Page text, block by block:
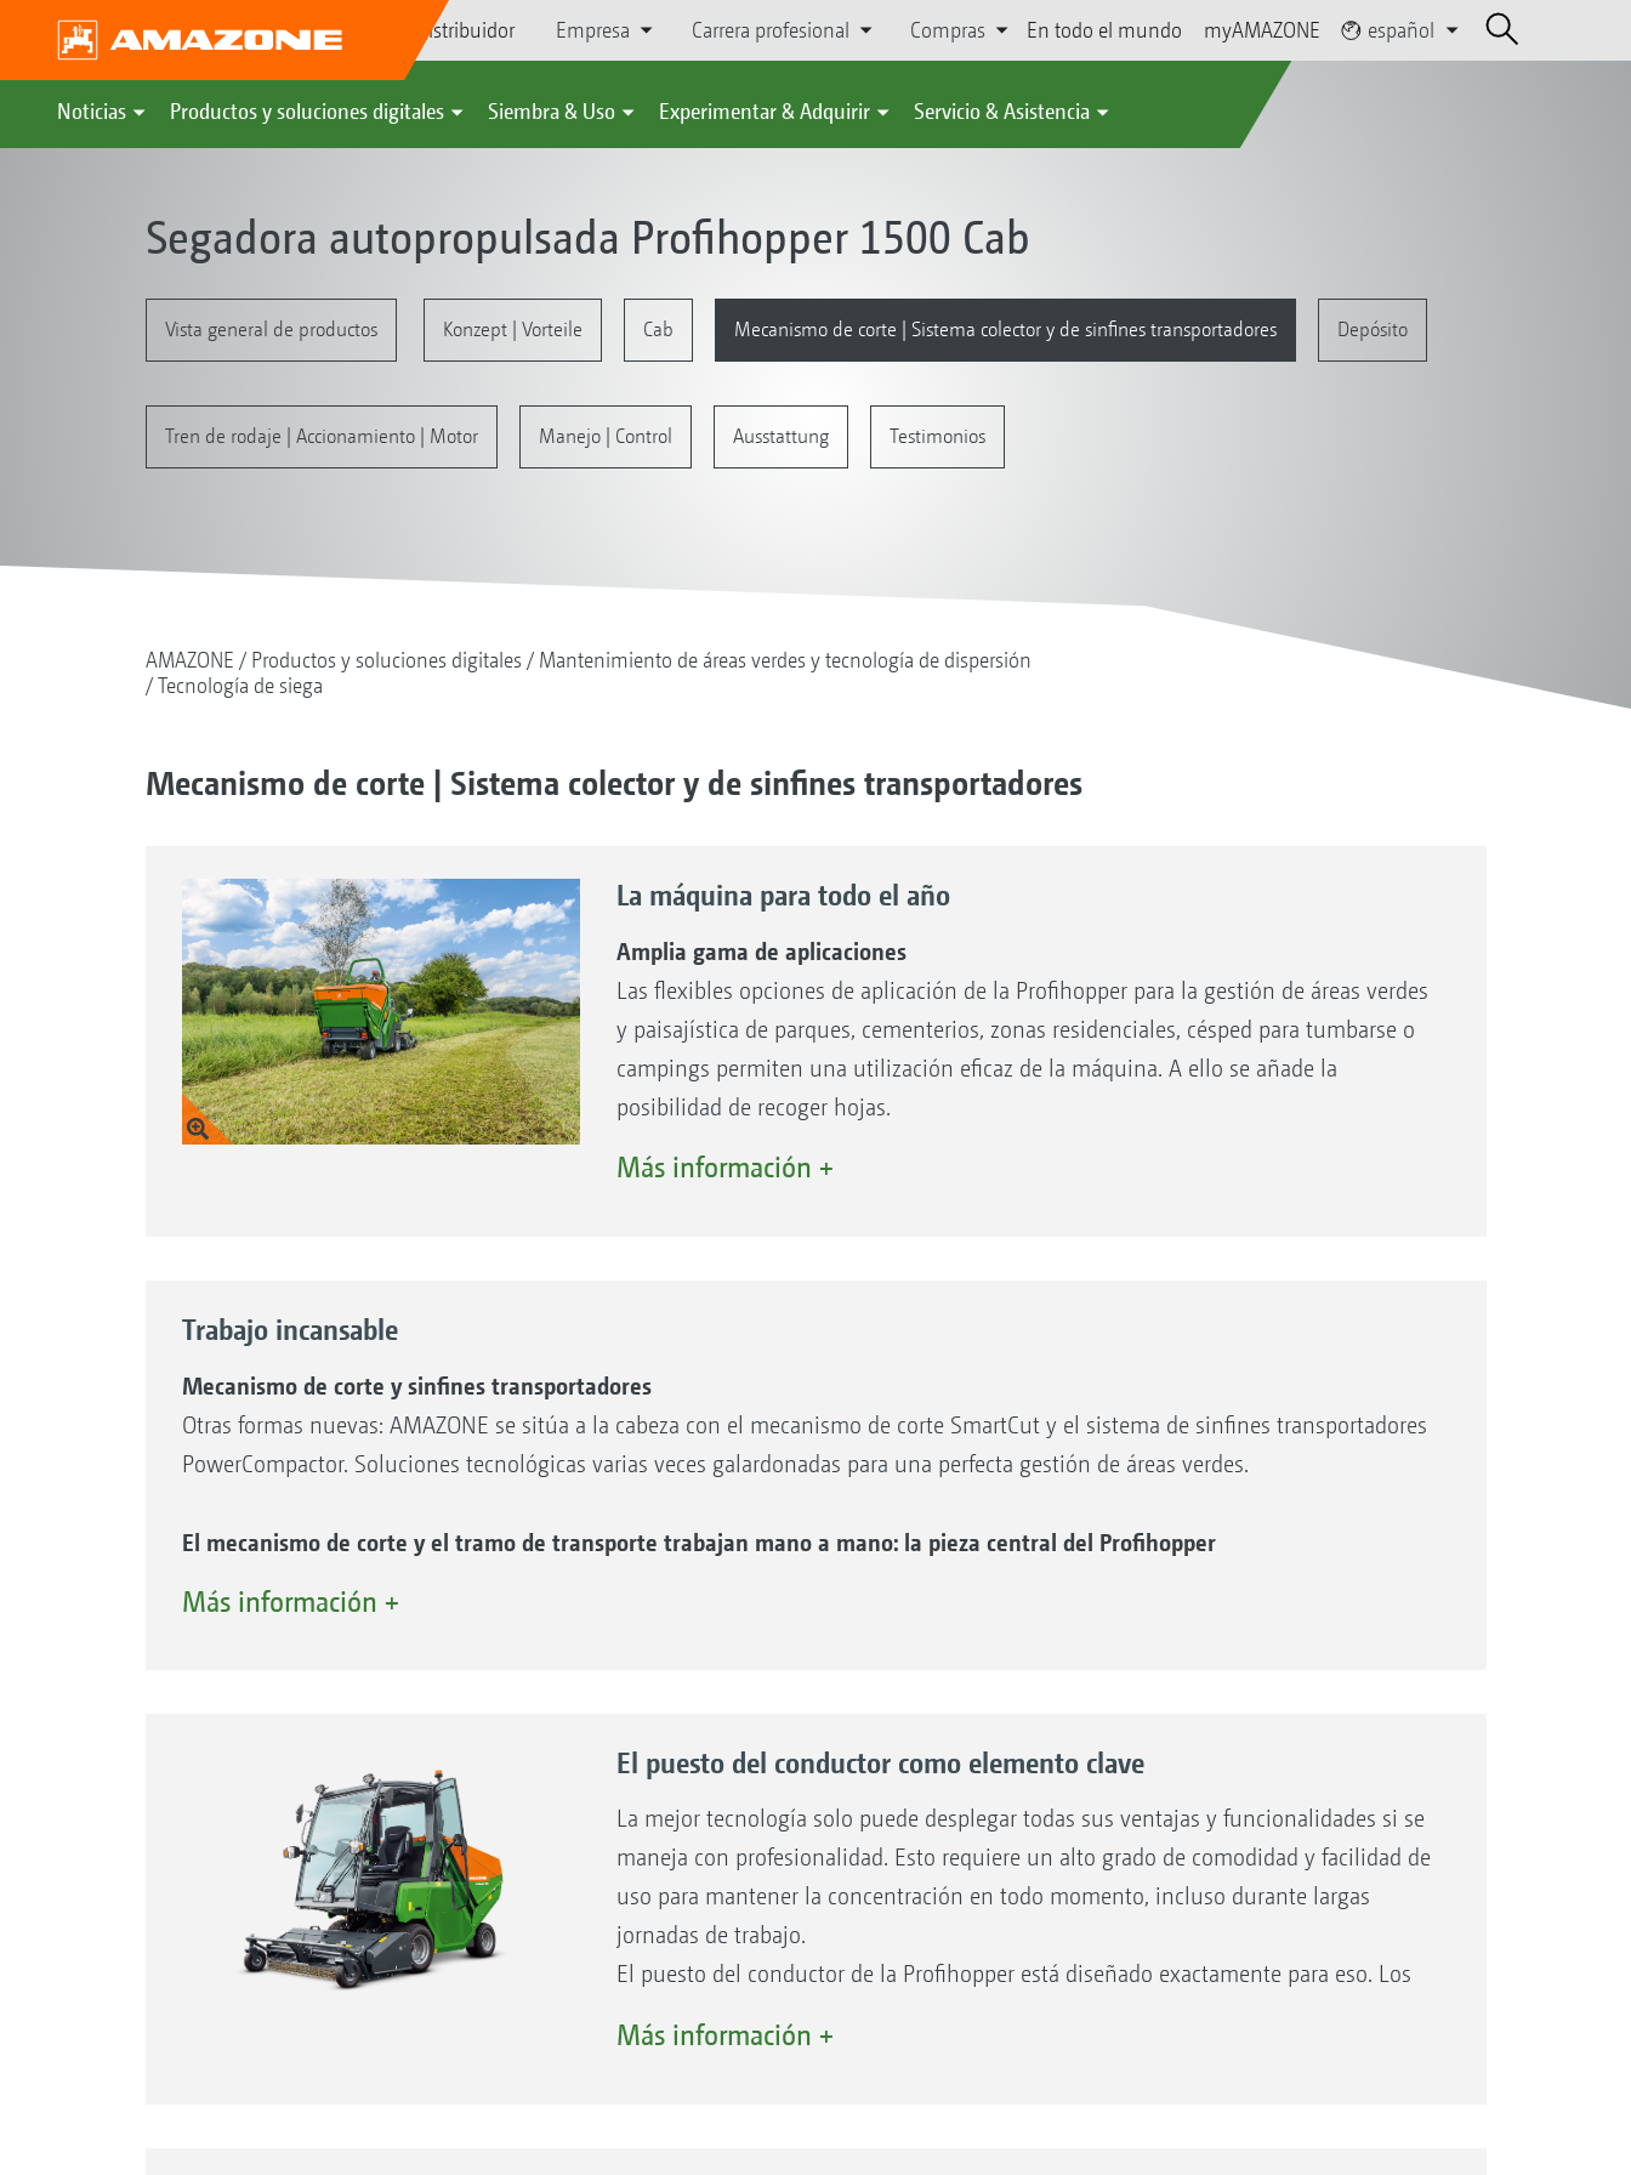
Búsqueda de distribuidor Empresa Carrera profesional Compras En todo el mundo myAMAZONE español
Noticias Productos y soluciones digitales Siembra & Uso Experimentar & Adquirir Servicio & Asistencia
Segadora autopropulsada Profihopper 1500 Cab
Vista general de productos Konzept | Vorteile Cab Mecanismo de corte | Sistema colector y de sinfines transportadores Depósito
Tren de rodaje | Accionamiento | Motor Manejo | Control Ausstattung Testimonios
AMAZONE Productos y soluciones digitales
Mantenimiento de áreas verdes y tecnología de dispersión
Tecnología de siega
Mecanismo de corte | Sistema colector y de sinfines transportadores
La máquina para todo el año
Amplia gama de aplicaciones
Las flexibles opciones de aplicación de la Profihopper para la gestión de áreas verdes
y paisajística de parques, cementerios, zonas residenciales, césped para tumbarse o
campings permiten una utilización eficaz de la máquina. A ello se añade la
posibilidad de recoger hojas.
alta calidad en campos de golf, dehesas o instalaciones deportivas y, gracias al
Más información +
Trabajo incansable
Mecanismo de corte y sinfines transportadores
Otras formas nuevas: AMAZONE se sitúa a la cabeza con el mecanismo de corte SmartCut y el sistema de sinfines transportadores
PowerCompactor. Soluciones tecnológicas varias veces galardonadas para una perfecta gestión de áreas verdes.
El mecanismo de corte y el tramo de transporte trabajan mano a mano: la pieza central del Profihopper
pieza central de la Profihopper, que, como segadora de mayales,
considerablemente los niveles de ruido.
dispuestas en hileras en forma de V, cortan incansablemente el
Más información +
El puesto del conductor como elemento clave
La mejor tecnología solo puede desplegar todas sus ventajas y funcionalidades si se
maneja con profesionalidad. Esto requiere un alto grado de comodidad y facilidad de
uso para mantener la concentración en todo momento, incluso durante largas
jornadas de trabajo.
El puesto del conductor de la Profihopper está diseñado exactamente para eso. Los
con calefacción integrada garantiza la comodidad.
Más información +